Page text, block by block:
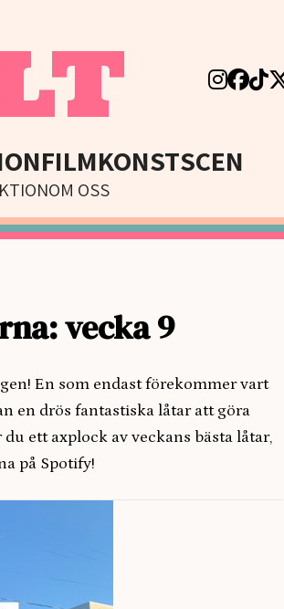
FILMKONSTSCEN
OM OSS
vecka 9
En som endast förekommer vart
en drös fantastiska låtar att göra
ett axplock av veckans bästa låtar,
på Spotify!